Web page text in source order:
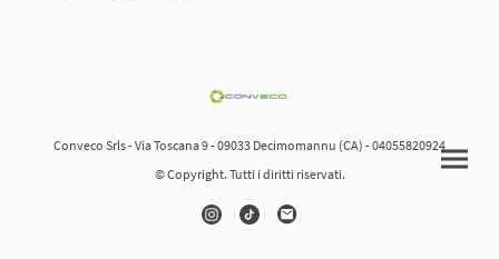
Conveco Srls - Via Toscana 9 - 09033 Decimomannu (CA) - 04055820924
© Copyright. Tutti i diritti riservati.